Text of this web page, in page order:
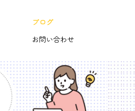
ブログ
お問い合わせ